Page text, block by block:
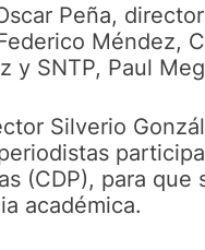
Peña,
Méndez,
y SNTP, Paul
Silverio
(CDP), para
académica.